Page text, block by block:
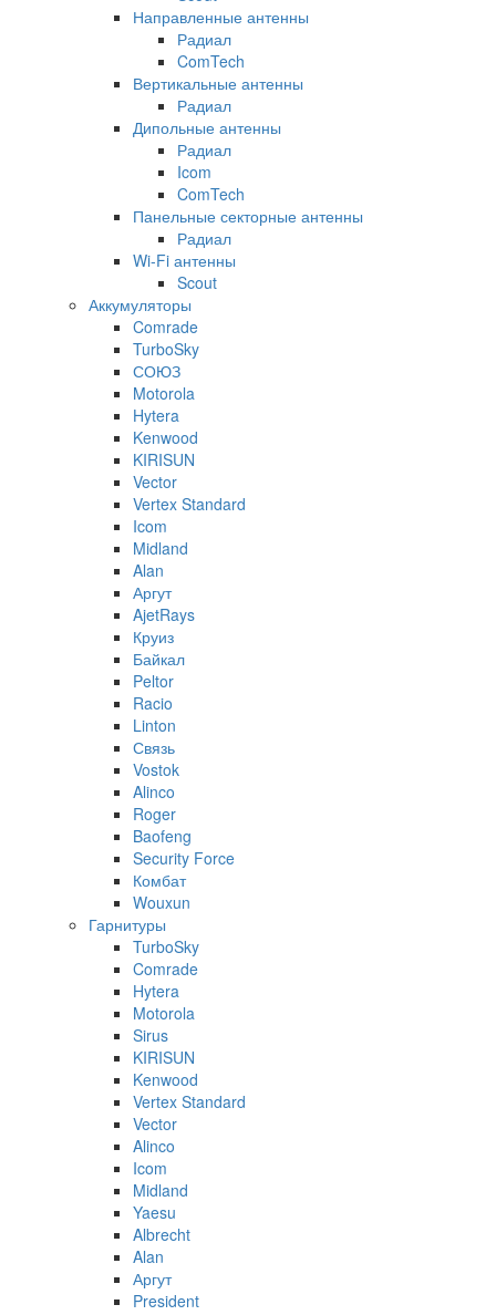
Направленные антенны
Радиал
ComTech
Вертикальные антенны
Радиал
Дипольные антенны
Радиал
Icom
ComTech
Панельные секторные антенны
Радиал
Wi-Fi антенны
Scout
Аккумуляторы
Comrade
TurboSky
СОЮЗ
Motorola
Hytera
Kenwood
KIRISUN
Vector
Vertex Standard
Icom
Midland
Alan
Аргут
AjetRays
Круиз
Байкал
Peltor
Racio
Linton
Связь
Vostok
Alinco
Roger
Baofeng
Security Force
Комбат
Wouxun
Гарнитуры
TurboSky
Comrade
Hytera
Motorola
Sirus
KIRISUN
Kenwood
Vertex Standard
Vector
Alinco
Icom
Midland
Yaesu
Albrecht
Alan
Аргут
President